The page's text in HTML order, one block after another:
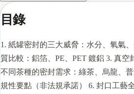
目錄
1. 紙罐密封的三大威脅：水分、氧氣
質比較：鋁箔、PE、PET 鍍鋁 3. 真空
不同茶種的密封需求：綠茶、烏龍、
規性要點（非法規承諾）
6. 封口工藝